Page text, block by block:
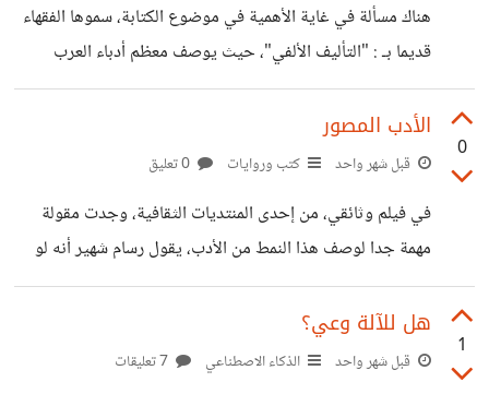
تقدم له نفسك مباشرة حين يسأل عنك، لينكد إن توفر هذه
الخاصية عبر إرسال الملف الشخصي في رسالة، وحسوب تفعل
ذلك منذ
هناك مسألة في غاية الأهمية في موضوع الكتابة، سموها الفقهاء
قديما بـ : "التأليف الألفي"، حيث يوصف معظم أدباء العرب
بنصوصهم التي تقارب الألف رسالة بحثية. ولاحقا، عُرف أزيموف
الكم، ولكن ما لفت انتباهي أكثر، هو فكرة أن على كل كاتب لكي
عبقري لم يكتب كثيرا، وهو كاتب غير مكتشف بالنسبة لي، إلا
حالات قليلة جدا، واعزي
0
الأدب المصور
قبل شهر واحد كتب وروايات
في فيلم وثائقي، من إحدى المنتديات الثقافية، وجدت مقولة
مهمة جدا لوصف هذا النمط من الأدب، يقول رسام شهير أنه لو
عرضت على أي أحد، أيا كان عمره، مجموعة من القصص
المصوّرة، مخلوطة مع كتب، لوجدت أن أول ما يلفت الإنتباه دائما
هي الكتب ذات الصور أو الرسوم. سؤال إلى عشاق الفن التاسع،
1
هل للآلة وعي؟
قبل شهر واحد الذكاء الاصطناعي